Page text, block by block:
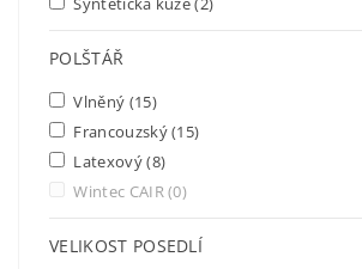
POLŠTÁŘ
Vlněný (15)
Francouzský(15)
Latexový(8)
Wintec CAIR(0)
VELIKOST POSEDLÍ